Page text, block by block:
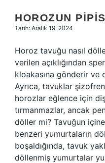
HOROZUN
Tarih: Aralık 19, 2024
Horoz tavuğu nasıl
verilen açıklığından
kloakasına gönderir ve
Ayrıca, tavuklar
horozlar eğlence için
tırmanmazlar, ancak
döller mi? Tavuğun
benzeri yumurtaların
boşaldığında, tavuk
döllenmiş yumurtalar